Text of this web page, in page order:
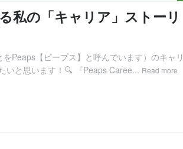
私の「キャリア」ストーリ
Peaps【ピープス】と呼んでいます）のキャリ
いと思います！🔍 『Peaps Caree... Read more